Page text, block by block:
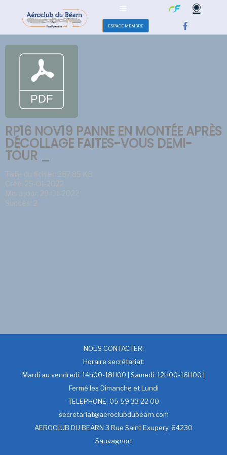
ESPACE MEMBRE
RP16 NOV19 PANNE EN MONTÉE APRÈS
DÉCOLLAGE FAITES-VOUS DEMI-
TOUR _
Taille du fichier: 287.85 KB
Créé: 29-01-2022
Mis à jour: 29-01-2022
Succès: 2
NOUS CONTACTER:
Horaire secrétariat:
Mardi au vendredi: 14h00-18H00 | Samedi: 12H00-16H00 |
Fermé les Dimanche et Lundi
TELEPHONE: 05 59 33 22 00
secretariat@aeroclubdubearn.com
AEROCLUB DU BEARN 3 Rue Saint Exupery, 64230
Sauvagnon